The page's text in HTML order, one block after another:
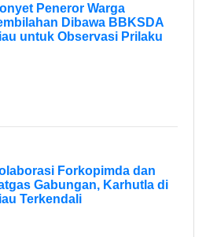
Peneror Warga
Dibawa BBKSDA
untuk Observasi Prilaku
Forkopimda dan
Gabungan, Karhutla di
Terkendali